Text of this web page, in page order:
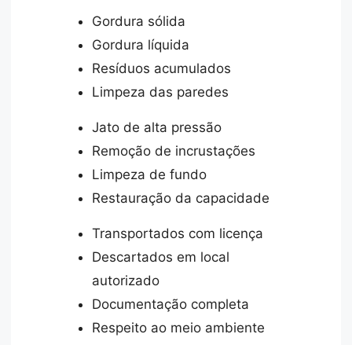
Gordura sólida
Gordura líquida
Resíduos acumulados
Limpeza das paredes
Jato de alta pressão
Remoção de incrustações
Limpeza de fundo
Restauração da capacidade
Transportados com licença
Descartados em local
autorizado
Documentação completa
Respeito ao meio ambiente